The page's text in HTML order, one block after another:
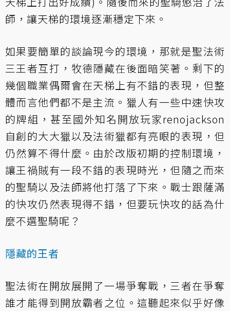
師，讓天梯的環境逐漸穩定下來。
如果要簡單的談論現今的環境，那就是聖法術
三王者互打，牧德隱藏在後面暗笑著。剩下的
幾個職業偶爾會在天梯上有不錯的表現，但整
體而言他們都不是主流。獵人有一些中速快攻
的牌組，甚至國外知名開放玩家renojackson
自創的大大獵以及法術獵都有亮眼的表現，但
仍然算不得什麼。由於改版初期的控制環境，
讓王禍賊有一段不錯的表現時光，但隨之而來
的聖騎以及法師將他打落了下來。戰士跟薩滿
的快攻仍然表現得不錯，但要玩快攻的話為什
麼不選聖騎呢？
隱藏的王者
聖法術在開放展開了一場爭奪戰，三者在爭奪
誰才能得到開放霸者之位。這聽起來似乎好像